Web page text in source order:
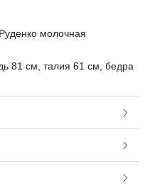
молочная
81 см, талия 61 см, бедра